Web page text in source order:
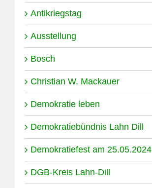
Antikriegstag
Ausstellung
Bosch
Christian W. Mackauer
Demokratie leben
Demokratiebündnis Lahn Dill
Demokratiefest am 25.05.2024
DGB-Kreis Lahn-Dill